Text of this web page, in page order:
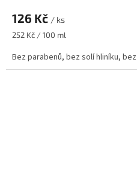
126 Kč / ks
Měrná
252 Kč / 100 ml
Bez parabenů, bez solí hliníku,